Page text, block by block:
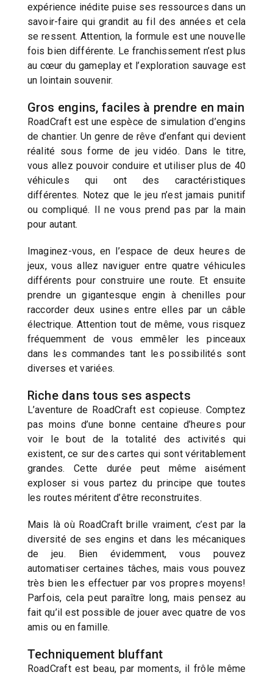
expérience inédite puise ses ressources dans un
savoir-faire qui grandit au fil des années et cela
se ressent. Attention, la formule est une nouvelle
fois bien différente. Le franchissement n’est plus
au cœur du gameplay et l’exploration sauvage est
un lointain souvenir.
Gros engins, faciles à prendre en main
RoadCraft est une espèce de simulation d’engins
de chantier. Un genre de rêve d’enfant qui devient
réalité sous forme de jeu vidéo. Dans le titre,
vous allez pouvoir conduire et utiliser plus de 40
véhicules qui ont des caractéristiques
différentes. Notez que le jeu n’est jamais punitif
ou compliqué. Il ne vous prend pas par la main
pour autant.
Imaginez-vous, en l’espace de deux heures de
jeux, vous allez naviguer entre quatre véhicules
différents pour construire une route. Et ensuite
prendre un gigantesque engin à chenilles pour
raccorder deux usines entre elles par un câble
électrique. Attention tout de même, vous risquez
fréquemment de vous emmêler les pinceaux
dans les commandes tant les possibilités sont
diverses et variées.
Riche dans tous ses aspects
L’aventure de RoadCraft est copieuse. Comptez
pas moins d’une bonne centaine d’heures pour
voir le bout de la totalité des activités qui
existent, ce sur des cartes qui sont véritablement
grandes. Cette durée peut même aisément
exploser si vous partez du principe que toutes
les routes méritent d’être reconstruites.
Mais là où RoadCraft brille vraiment, c’est par la
diversité de ses engins et dans les mécaniques
de jeu. Bien évidemment, vous pouvez
automatiser certaines tâches, mais vous pouvez
très bien les effectuer par vos propres moyens!
Parfois, cela peut paraître long, mais pensez au
fait qu’il est possible de jouer avec quatre de vos
amis ou en famille.
Techniquement bluffant
RoadCraft est beau, par moments, il frôle même